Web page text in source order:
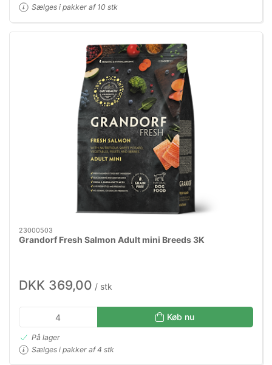
Sælges i pakker af 10 stk
23000503
Grandorf Fresh Salmon Adult mini Breeds 3K
DKK 369,00 / stk
Køb nu
På lager
Sælges i pakker af 4 stk